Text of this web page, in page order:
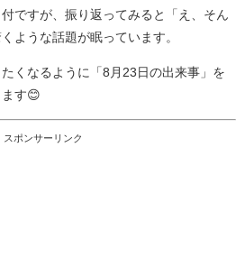
ですが、振り返ってみると「え、そん
ような話題が眠っています。
くなるように「8月23日の出来事」を
す😊
スポンサーリンク